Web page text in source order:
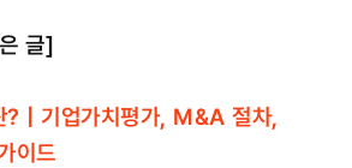
글]
| 기업가치평가, M&A 절차,
이드